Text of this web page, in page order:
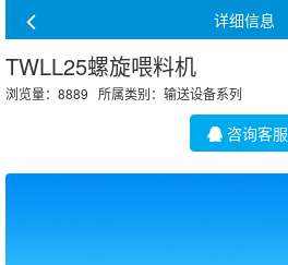
详细信息
TWLL25螺旋喂料机
浏览量：8889 所属类别： 输送设备系列
咨询客服